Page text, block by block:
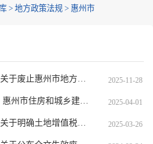
> 地方政策法规 > 惠州市
局2015年第3号公告部分条款的公告 2025-11-28
2008-2022年土地增值税扣除项目金额标准的公告 2025-04-01
税预计增值率测算方法的公告 2025-03-26